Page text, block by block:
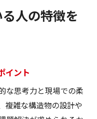
人の特徴を
イント
な思考力と現場での柔
複雑な構造物の設計や